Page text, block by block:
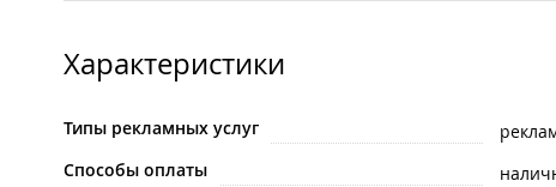
Характеристики
Типы рекламных услуг
Способы оплаты